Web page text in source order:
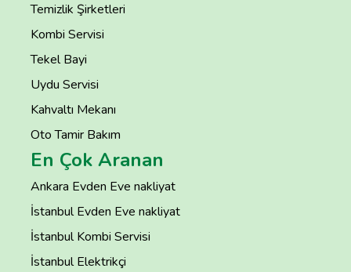
Temizlik Şirketleri
Kombi Servisi
Tekel Bayi
Uydu Servisi
Kahvaltı Mekanı
Oto Tamir Bakım
En Çok Aranan
Ankara Evden Eve nakliyat
İstanbul Evden Eve nakliyat
İstanbul Kombi Servisi
İstanbul Elektrikçi